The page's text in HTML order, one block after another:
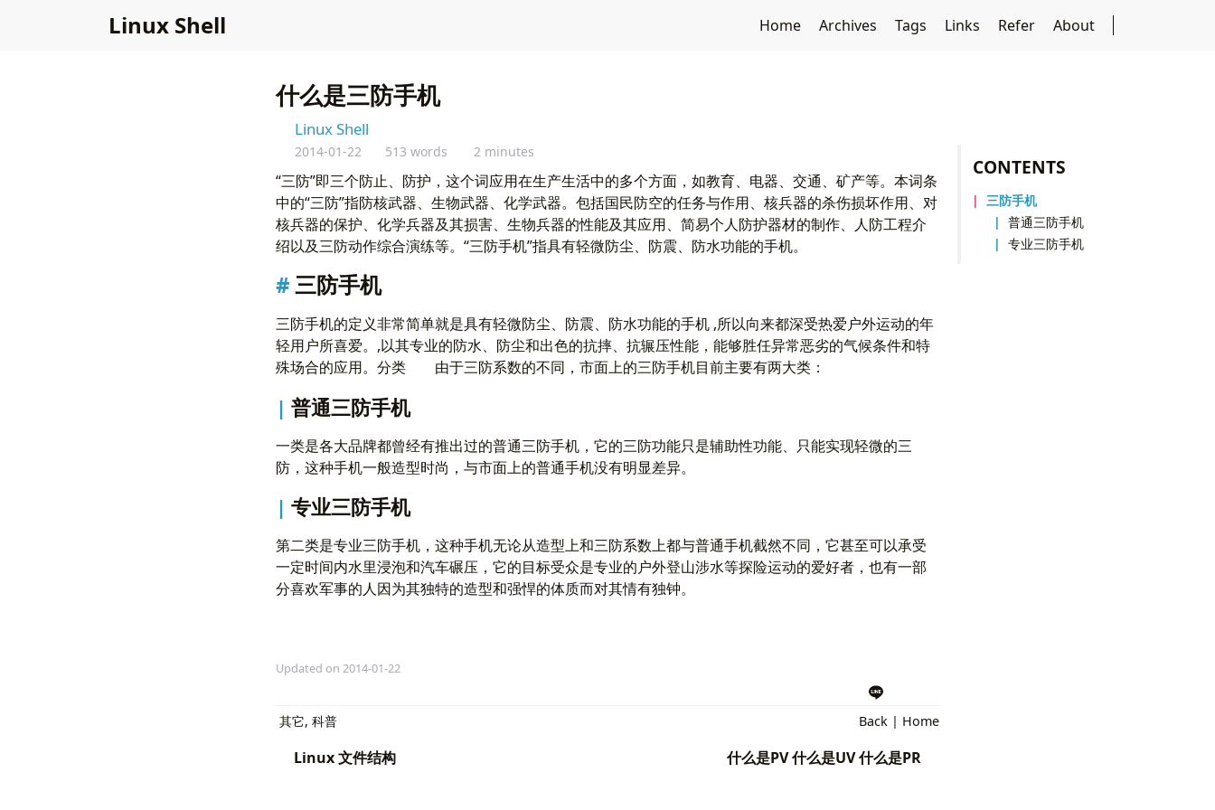
Linux Shell Home Archives Tags Links Refer About
CONTENTS
三防手机
普通三防手机
专业三防手机
什么是三防手机
Linux Shell
2014-01-22 513 words 2 minutes
“三防”即三个防止、防护，这个词应用在生产生活中的多个方面，如教育、电器、交通、矿产等。本词条
中的“三防”指防核武器、生物武器、化学武器。包括国民防空的任务与作用、核兵器的杀伤损坏作用、对
核兵器的保护、化学兵器及其损害、生物兵器的性能及其应用、简易个人防护器材的制作、人防工程介
绍以及三防动作综合演练等。“三防手机”指具有轻微防尘、防震、防水功能的手机。
三防手机
三防手机的定义非常简单就是具有轻微防尘、防震、防水功能的手机 ,所以向来都深受热爱户外运动的年
轻用户所喜爱。,以其专业的防水、防尘和出色的抗摔、抗辗压性能，能够胜任异常恶劣的气候条件和特
殊场合的应用。分类 由于三防系数的不同，市面上的三防手机目前主要有两大类：
普通三防手机
一类是各大品牌都曾经有推出过的普通三防手机，它的三防功能只是辅助性功能、只能实现轻微的三
防，这种手机一般造型时尚，与市面上的普通手机没有明显差异。
专业三防手机
第二类是专业三防手机，这种手机无论从造型上和三防系数上都与普通手机截然不同，它甚至可以承受
一定时间内水里浸泡和汽车碾压，它的目标受众是专业的户外登山涉水等探险运动的爱好者，也有一部
分喜欢军事的人因为其独特的造型和强悍的体质而对其情有独钟。
Updated on 2014-01-22
其它, 科普 Back | Home
Linux 文件结构 什么是PV 什么是UV 什么是PR